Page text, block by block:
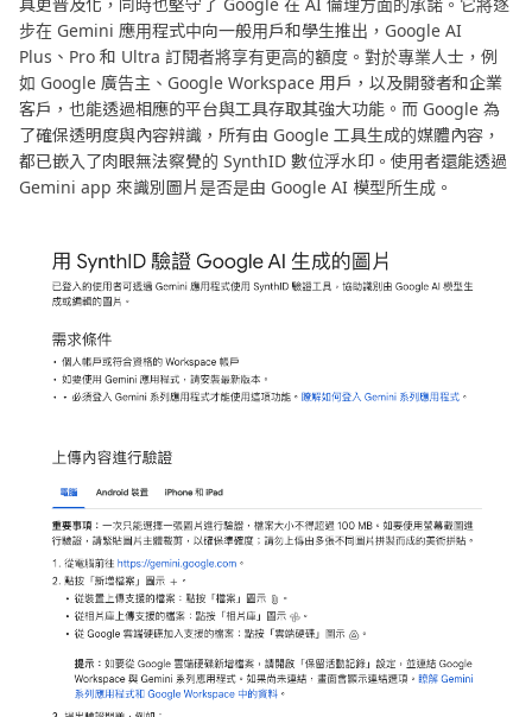
步在 Gemini 應用程式中向一般用戶和學生推出，Google AI
Plus、Pro 和 Ultra 訂閱者將享有更高的額度。對於專業人士，例
如 Google 廣告主、Google Workspace 用戶，以及開發者和企業
客戶，也能透過相應的平台與工具存取其強大功能。而 Google 為
了確保透明度與內容辨識，所有由 Google 工具生成的媒體內容，
都已嵌入了肉眼無法察覺的 SynthID 數位浮水印。使用者還能透過
Gemini app 來識別圖片是否是由 Google AI 模型所生成。